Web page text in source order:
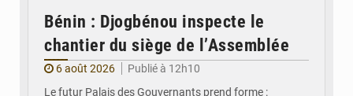
Bénin : Djogbénou inspecte le
chantier du siège de l’Assemblée
6 août 2026
Publié à 12h10
Le futur Palais des Gouvernants prend forme :